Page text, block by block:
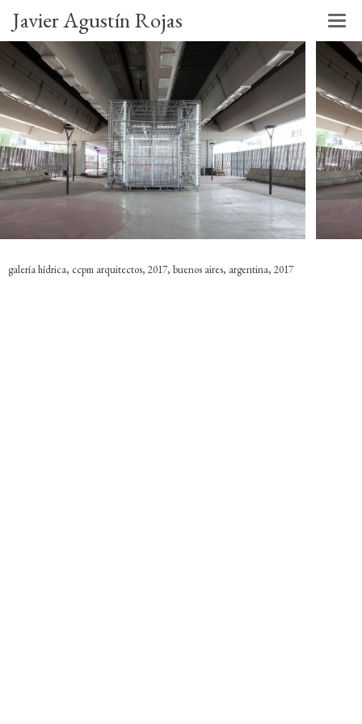
Javier Agustín Rojas
galería hídrica, ccpm arquitectos, 2017, buenos aires, argentina, 2017